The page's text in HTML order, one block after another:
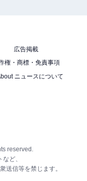
広告掲載
権・商標・免責事項
ニュースについて
reserved.
ど、
送信等を禁じます。